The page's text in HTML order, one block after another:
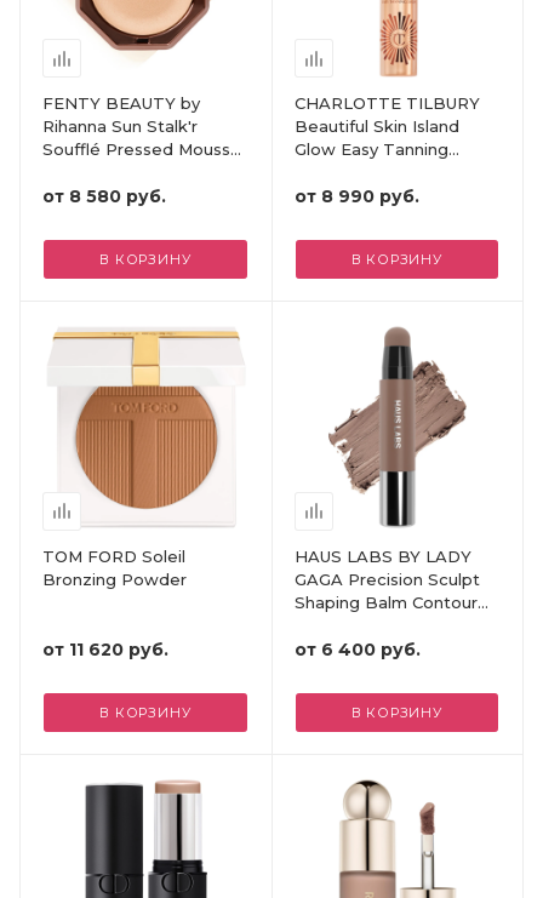
FENTY BEAUTY by
Rihanna Sun Stalk'r
Soufflé Pressed Mousse
от 8 580 руб.
В КОРЗИНУ
CHARLOTTE TILBURY
Beautiful Skin Island
Glow Easy Tanning
от 8 990 руб.
В КОРЗИНУ
TOM FORD Soleil
Bronzing Powder
от 11 620 руб.
В КОРЗИНУ
HAUS LABS BY LADY
GAGA Precision Sculpt
Shaping Balm Contour
от 6 400 руб.
В КОРЗИНУ